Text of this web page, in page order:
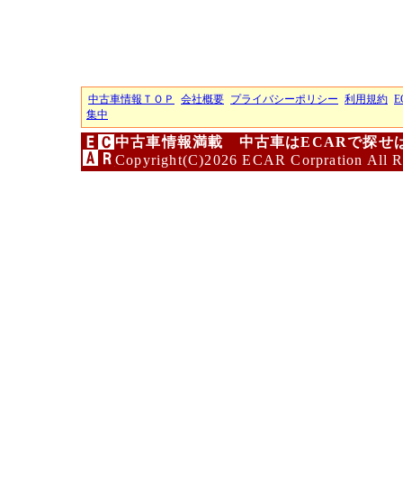
中古車情報ＴＯＰ 会社概要 プライバシーポリシー 利用規約
集中
中古車情報満載 中古車はECARで探せ
Copyright(C)2026 ECAR Corpration All